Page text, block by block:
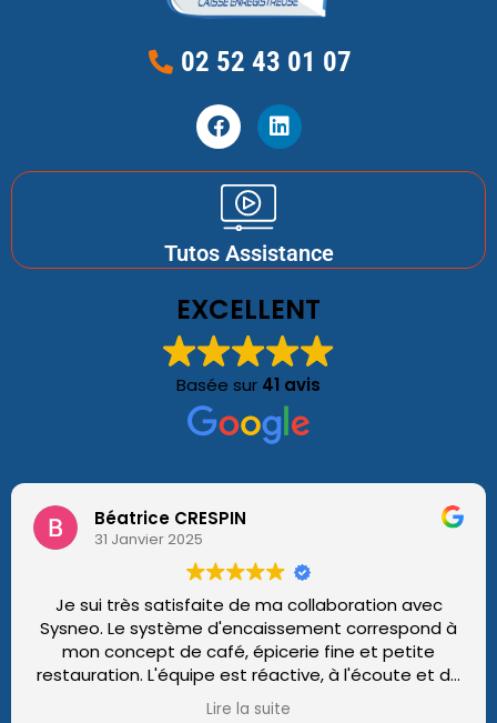
02 52 43 01 07
Tutos Assistance
EXCELLENT
Basée sur 41 avis
Béatrice CRESPIN
31 Janvier 2025
Je sui très satisfaite de ma collaboration avec
Sysneo. Le système d'encaissement correspond à
mon concept de café, épicerie fine et petite
restauration. L'équipe est réactive, à l'écoute et de
très bons conseils dès que j'ai besoin. Je
Lire la suite